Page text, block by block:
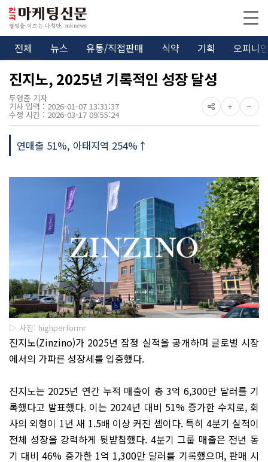
전체 뉴스 유통/직접판매 식약 기획 오피니
진지노, 2025년 기록적인 성장 달성
두영준 기자
기사 입력 : 2026-01-07 13:31:37
수정 시간 : 2026-03-17 09:55:24
연매출 51%, 아태지역 254%↑
▷ 사진: highperformr
진지노(Zinzino)가 2025년 잠정 실적을 공개하며 글로벌 시장
에서의 가파른 성장세를 입증했다.
진지노는 2025년 연간 누적 매출이 총 3억 6,300만 달러를 기
록했다고 발표했다. 이는 2024년 대비 51% 증가한 수치로, 회
사의 외형이 1년 새 1.5배 이상 커진 셈이다. 특히 4분기실적이
전체 성장을 강력하게 뒷받침했다. 4분기 그룹 매출은 전년 동
기 대비 46% 증가한1억 1,300만 달러를 기록했으며, 판매 시